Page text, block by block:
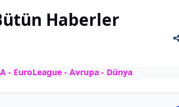
Haberler
- EuroLeague - Avrupa - Dünya